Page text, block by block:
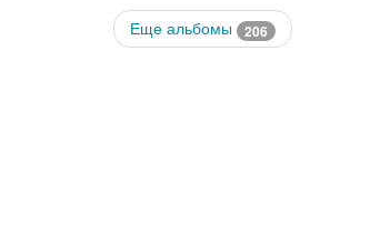
Еще альбомы 206